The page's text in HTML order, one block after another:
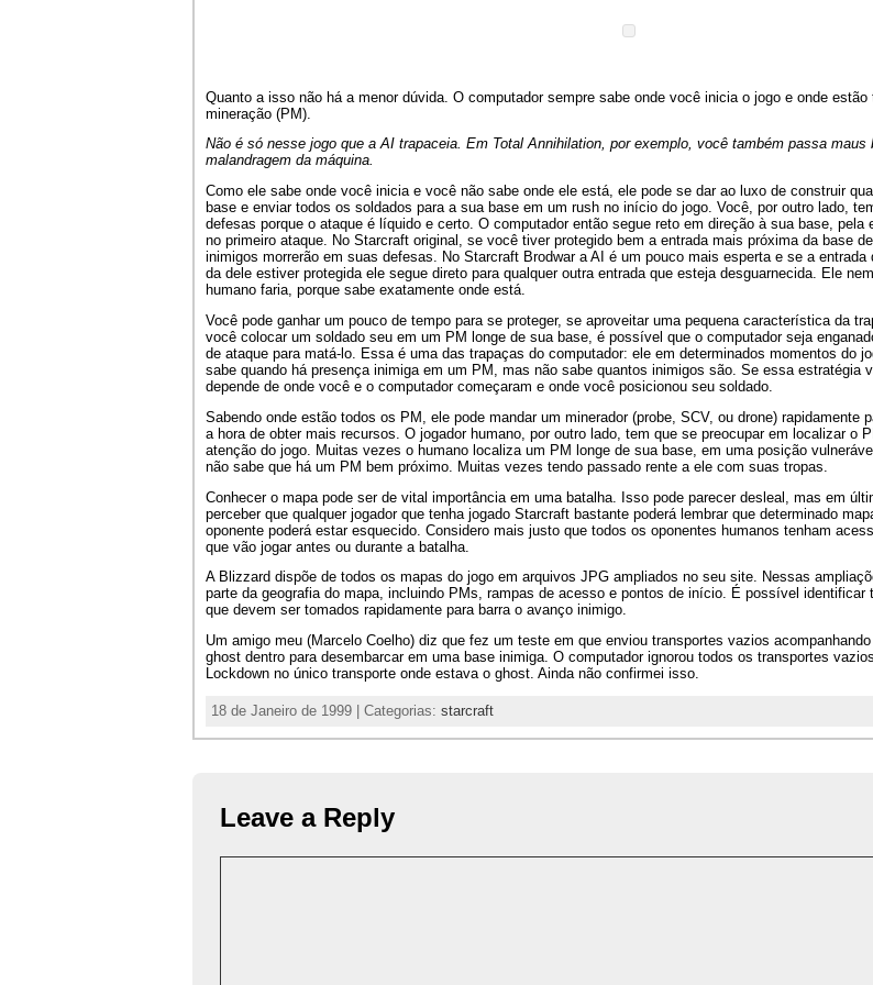
Quanto a isso não há a menor dúvida. O computador sempre sabe onde você inicia o jogo e onde
mineração (PM).
Não é só nesse jogo que a AI trapaceia. Em Total Annihilation, por exemplo, você também passa maus
malandragem da máquina.
Como ele sabe onde você inicia e você não sabe onde ele está, ele pode se dar ao luxo de construir
base e enviar todos os soldados para a sua base em um rush no início do jogo. Você, por outro lado,
defesas porque o ataque é líquido e certo. O computador então segue reto em direção à sua base, pela
no primeiro ataque. No Starcraft original, se você tiver protegido bem a entrada mais próxima da base
inimigos morrerão em suas defesas. No Starcraft Brodwar a AI é um pouco mais esperta e se a
da dele estiver protegida ele segue direto para qualquer outra entrada que esteja desguarnecida. Ele
humano faria, porque sabe exatamente onde está.
Você pode ganhar um pouco de tempo para se proteger, se aproveitar uma pequena característica da
você colocar um soldado seu em um PM longe de sua base, é possível que o computador seja
de ataque para matá-lo. Essa é uma das trapaças do computador: ele em determinados momentos do
sabe quando há presença inimiga em um PM, mas não sabe quantos inimigos são. Se essa estratégia
depende de onde você e o computador começaram e onde você posicionou seu soldado.
Sabendo onde estão todos os PM, ele pode mandar um minerador (probe, SCV, ou drone) rapidamente
a hora de obter mais recursos. O jogador humano, por outro lado, tem que se preocupar em localizar o
atenção do jogo. Muitas vezes o humano localiza um PM longe de sua base, em uma posição
não sabe que há um PM bem próximo. Muitas vezes tendo passado rente a ele com suas tropas.
Conhecer o mapa pode ser de vital importância em uma batalha. Isso pode parecer desleal, mas em
perceber que qualquer jogador que tenha jogado Starcraft bastante poderá lembrar que determinado
oponente poderá estar esquecido. Considero mais justo que todos os oponentes humanos tenham
que vão jogar antes ou durante a batalha.
A Blizzard dispõe de todos os mapas do jogo em arquivos JPG ampliados no seu site. Nessas
parte da geografia do mapa, incluindo PMs, rampas de acesso e pontos de início. É possível identificar
que devem ser tomados rapidamente para barra o avanço inimigo.
Um amigo meu (Marcelo Coelho) diz que fez um teste em que enviou transportes vazios
ghost dentro para desembarcar em uma base inimiga. O computador ignorou todos os transportes
Lockdown no único transporte onde estava o ghost. Ainda não confirmei isso.
18 de Janeiro de 1999 | Categorias: starcraft
Leave a Reply